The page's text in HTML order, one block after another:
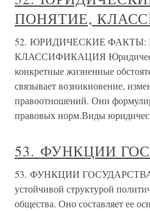
ПОНЯТИЕ,
52. ЮРИДИЧЕСКИЕ ФАКТЫ:
КЛАССИФИКАЦИЯ
конкретные жизненные
связывает возникновение,
правоотношений. Они
правовых норм.Виды
53. ФУНКЦИИ
53. ФУНКЦИИ ГОСУДАРСТВА
устойчивой структурой
общества. Оно составляет ее